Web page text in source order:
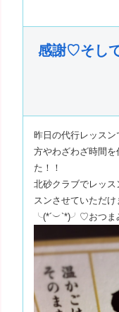
感謝♡そし
昨日の代行レッス
方やわざわざ時間
た！！
北砂クラブでレッ
スンさせていただ
╰(*´︶`*)╯♡おつま